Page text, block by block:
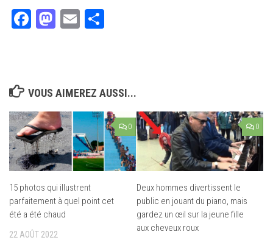
Facebook
Mastodon
Email
VOUS AIMEREZ AUSSI...
0
15 photos qui illustrent
parfaitement à quel point cet
été a été chaud
22 AOÛT 2022
0
Deux hommes divertissent le
public en jouant du piano, mais
gardez un œil sur la jeune fille
aux cheveux roux